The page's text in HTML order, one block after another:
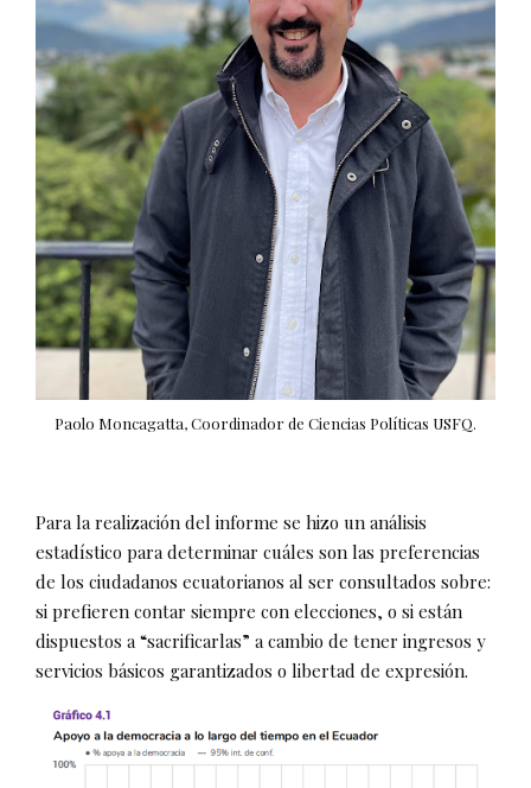
Paolo Moncagatta, Coordinador de Ciencias Políticas USFQ.
Para la realización del informe se hizo un análisis
estadístico para determinar cuáles son las preferencias
de los ciudadanos ecuatorianos al ser consultados sobre:
si prefieren contar siempre con elecciones, o si están
dispuestos a “sacrificarlas” a cambio de tener ingresos y
servicios básicos garantizados o libertad de expresión.